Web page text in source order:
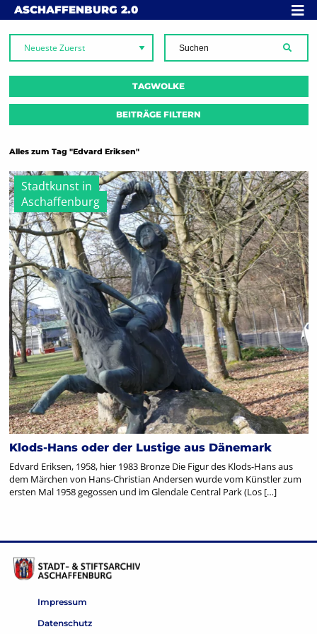
Skip to content
ASCHAFFENBURG 2.0 MENÜ
TAGWOLKE
BEITRÄGE FILTERN
Alles zum Tag "Edvard Eriksen"
Stadtkunst in
Aschaffenburg
Klods-Hans oder der Lustige aus Dänemark
Edvard Eriksen, 1958, hier 1983 Bronze Die Figur des Klods-Hans aus
dem Märchen von Hans-Christian Andersen wurde vom Künstler zum
ersten Mal 1958 gegossen und im Glendale Central Park (Los […]
Impressum
Datenschutz